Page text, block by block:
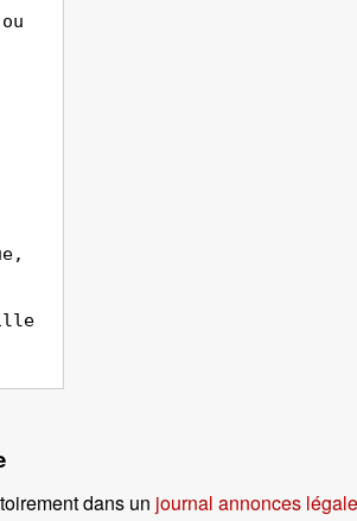
dans un journal annonces